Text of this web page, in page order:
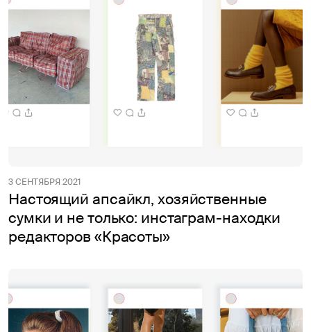
3 СЕНТЯБРЯ 2021
Настоящий апсайкл, хозяйственные
сумки и не только: инстаграм-находки
редакторов «Красоты»